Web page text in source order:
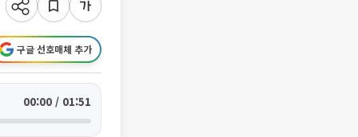
구글 선호매체 추가
00:00 / 01:51